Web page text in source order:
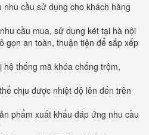
nhu cầu sử dụng cho khách hàng
cầu mua, sử dụng két tại hà nội
gọn an toàn, thuận tiện để sắp xếp
hệ thống mã khóa chống trộm,
chịu được nhiệt độ lên đến trên
phẩm xuất khẩu đáp ứng nhu cầu